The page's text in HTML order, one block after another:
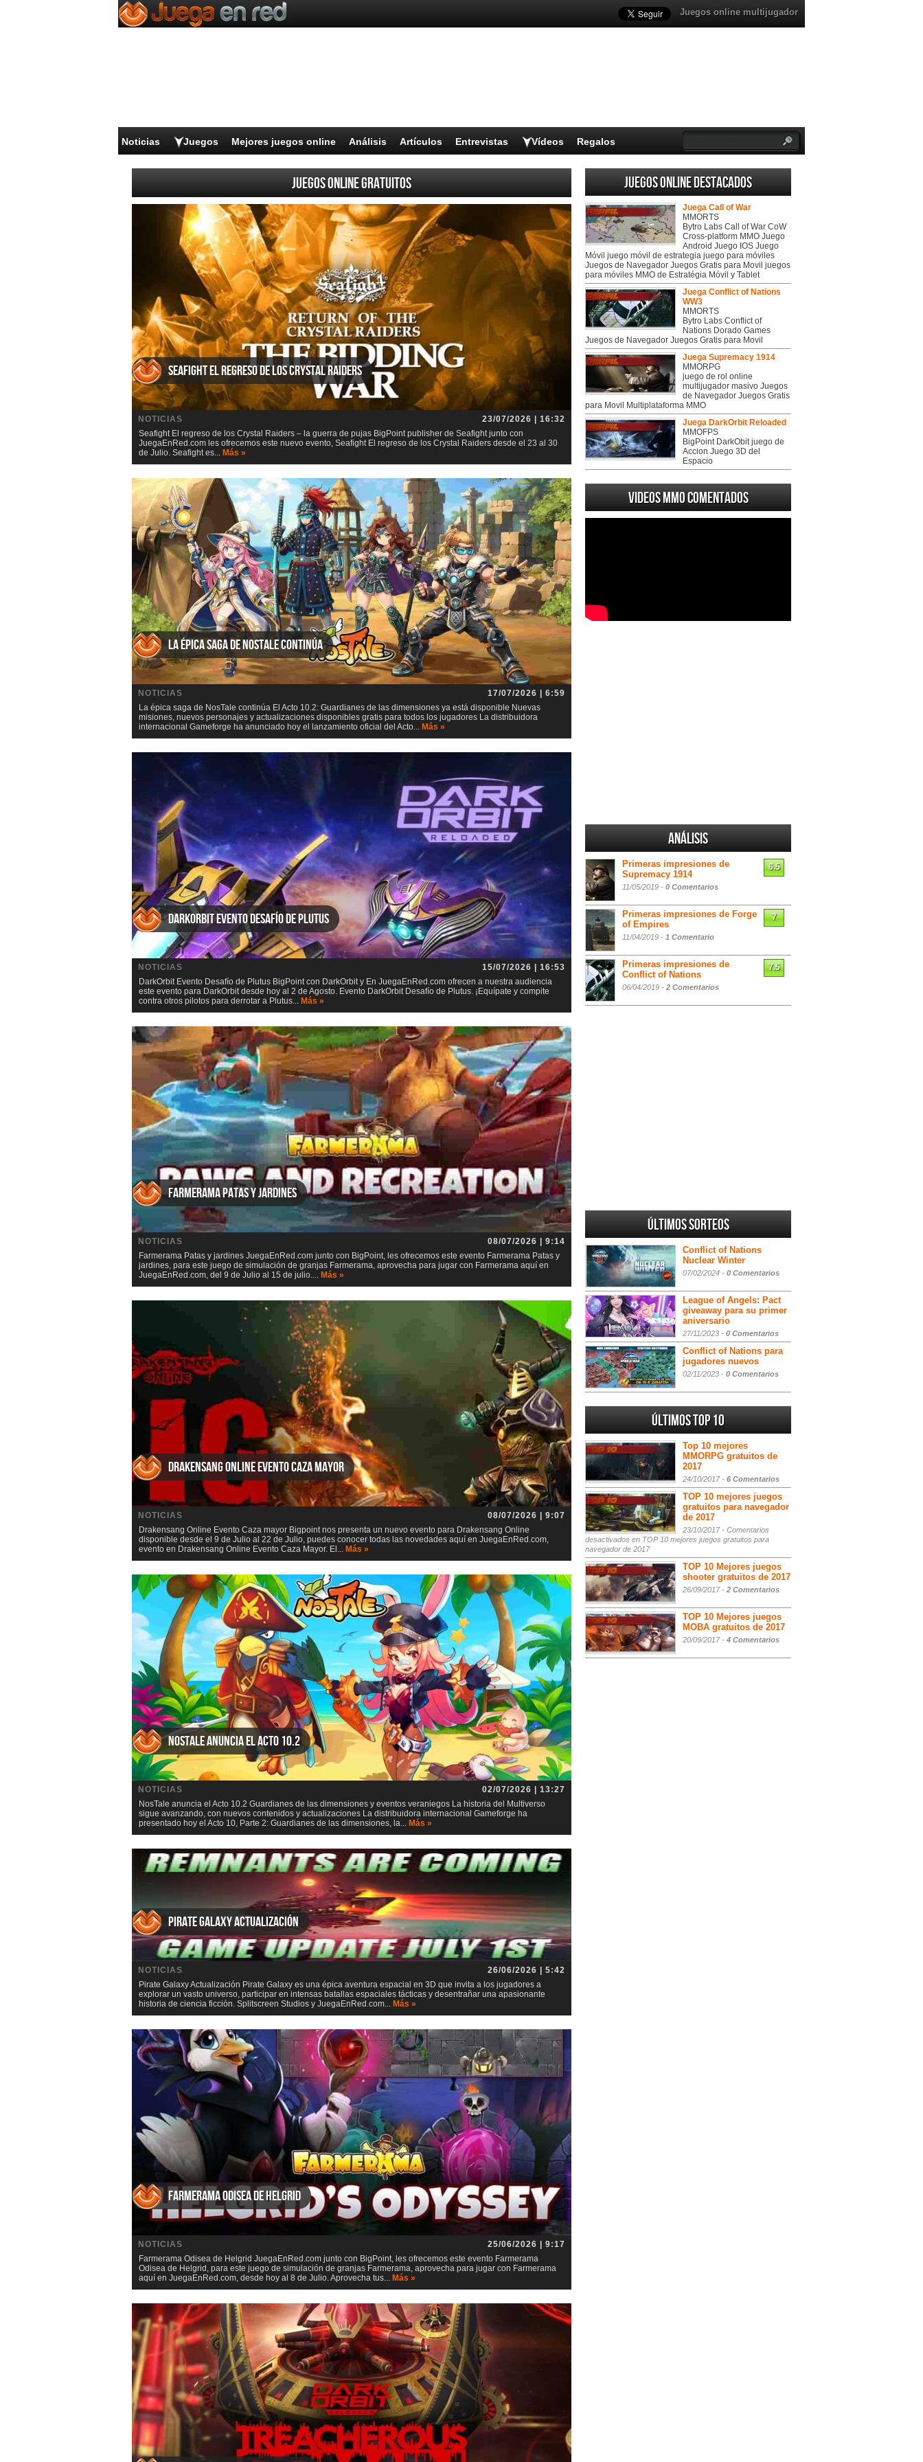
Juegos online multijugador
Noticias Juegos Mejores juegos online Análisis Artículos Entrevistas Vídeos Regalos
Juegos online gratuitos
Seafight El regreso de los Crystal Raiders
NOTICIAS
23/07/2026 | 16:32
Seafight El regreso de los Crystal Raiders – la guerra de pujas BigPoint publisher de Seafight junto con
JuegaEnRed.com les ofrecemos este nuevo evento, Seafight El regreso de los Crystal Raiders desde el 23 al 30
de Julio. Seafight es... Más »
La épica saga de NosTale continúa
NOTICIAS
17/07/2026 | 6:59
La épica saga de NosTale continúa El Acto 10.2: Guardianes de las dimensiones ya está disponible Nuevas
misiones, nuevos personajes y actualizaciones disponibles gratis para todos los jugadores La distribuidora
internacional Gameforge ha anunciado hoy el lanzamiento oficial del Acto... Más »
DarkOrbit Evento Desafío de Plutus
NOTICIAS
15/07/2026 | 16:53
DarkOrbit Evento Desafío de Plutus BigPoint con DarkOrbit y En JuegaEnRed.com ofrecen a nuestra audiencia
este evento para DarkOrbit desde hoy al 2 de Agosto. Evento DarkOrbit Desafío de Plutus. ¡Equípate y compite
contra otros pilotos para derrotar a Plutus... Más »
Farmerama Patas y jardines
NOTICIAS
08/07/2026 | 9:14
Farmerama Patas y jardines JuegaEnRed.com junto con BigPoint, les ofrecemos este evento Farmerama Patas y
jardines, para este juego de simulación de granjas Farmerama, aprovecha para jugar con Farmerama aquí en
JuegaEnRed.com, del 9 de Julio al 15 de julio.... Más »
Drakensang Online Evento Caza mayor
NOTICIAS
08/07/2026 | 9:07
Drakensang Online Evento Caza mayor Bigpoint nos presenta un nuevo evento para Drakensang Online
disponible desde el 9 de Julio al 22 de Julio, puedes conocer todas las novedades aquí en JuegaEnRed.com,
evento en Drakensang Online Evento Caza Mayor. El... Más »
NosTale anuncia el Acto 10.2
NOTICIAS
02/07/2026 | 13:27
NosTale anuncia el Acto 10.2 Guardianes de las dimensiones y eventos veraniegos La historia del Multiverso
sigue avanzando, con nuevos contenidos y actualizaciones La distribuidora internacional Gameforge ha
presentado hoy el Acto 10, Parte 2: Guardianes de las dimensiones, la... Más »
Pirate Galaxy Actualización
NOTICIAS
26/06/2026 | 5:42
Pirate Galaxy Actualización Pirate Galaxy es una épica aventura espacial en 3D que invita a los jugadores a
explorar un vasto universo, participar en intensas batallas espaciales tácticas y desentrañar una apasionante
historia de ciencia ficción. Splitscreen Studios y JuegaEnRed.com... Más »
Farmerama Odisea de Helgrid
NOTICIAS
25/06/2026 | 9:17
Farmerama Odisea de Helgrid JuegaEnRed.com junto con BigPoint, les ofrecemos este evento Farmerama
Odisea de Helgrid, para este juego de simulación de granjas Farmerama, aprovecha para jugar con Farmerama
aquí en JuegaEnRed.com, desde hoy al 8 de Julio. Aprovecha tus... Más »
Juegos online destacados
Juega Call of War
MMORTS
Bytro Labs Call of War CoW
Cross-platform MMO Juego
Android Juego IOS Juego
Móvil juego móvil de estrategia juego para móviles
Juegos de Navegador Juegos Gratis para Movil juegos
para móviles MMO de Estratégia Móvil y Tablet
Juega Conflict of Nations
WW3
MMORTS
Bytro Labs Conflict of
Nations Dorado Games
Juegos de Navegador Juegos Gratis para Movil
Juega Supremacy 1914
MMORPG
juego de rol online
multijugador masivo Juegos
de Navegador Juegos Gratis
para Movil Multiplataforma MMO
Juega DarkOrbit Reloaded
MMOFPS
BigPoint DarkObit juego de
Accion Juego 3D del
Espacio
Videos MMO Comentados
Análisis
Primeras impresiones de
Supremacy 1914
11/05/2019 - 0 Comentarios
6.5
Primeras impresiones de Forge
of Empires
11/04/2019 - 1 Comentario
7
Primeras impresiones de
Conflict of Nations
06/04/2019 - 2 Comentarios
7.5
Últimos sorteos
Conflict of Nations
Nuclear Winter
07/02/2024 - 0 Comentarios
League of Angels: Pact
giveaway para su primer
aniversario
27/11/2023 - 0 Comentarios
Conflict of Nations para
jugadores nuevos
02/11/2023 - 0 Comentarios
Últimos Top 10
Top 10 mejores
MMORPG gratuitos de
2017
24/10/2017 - 6 Comentarios
TOP 10 mejores juegos
gratuitos para navegador
de 2017
23/10/2017 - Comentarios
desactivados en TOP 10 mejores juegos gratuitos para
navegador de 2017
TOP 10 Mejores juegos
shooter gratuitos de 2017
26/09/2017 - 2 Comentarios
TOP 10 Mejores juegos
MOBA gratuitos de 2017
20/09/2017 - 4 Comentarios